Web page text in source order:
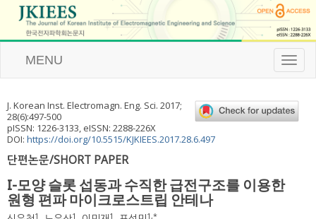
T
o
l
e
MENU
J. Korean Inst. Electromagn. Eng. Sci. 2017;
28(6):497-500
pISSN: 1226-3133, eISSN: 2288-226X
DOI: https://doi.org/10.5515/KJKIEES.2017.28.6.497
단편논문/SHORT PAPER
I-모양 슬롯 섭동과 수직한 급전구조를 이용한
원형 편파 마이크로스트립 안테나
1 1 1 1,*